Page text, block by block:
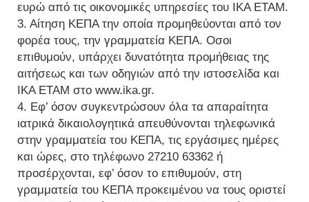
ευρώ από τις οικονομικές υπηρεσίες του ΙΚΑ ΕΤΑΜ.
3. Αίτηση ΚΕΠΑ την οποία προμηθεύονται από τον
φορέα τους, την γραμματεία ΚΕΠΑ. Οσοι
επιθυμούν, υπάρχει δυνατότητα προμήθειας της
αιτήσεως και των οδηγιών από την ιστοσελίδα και
ΙΚΑ ΕΤΑΜ στο www.ika.gr.
4. Εφ’ όσον συγκεντρώσουν όλα τα απαραίτητα
ιατρικά δικαιολογητικά απευθύνονται τηλεφωνικά
στην γραμματεία του ΚΕΠΑ, τις εργάσιμες ημέρες
και ώρες, στο τηλέφωνο 27210 63362 ή
προσέρχονται, εφ’ όσον το επιθυμούν, στη
γραμματεία του ΚΕΠΑ προκειμένου να τους οριστεί